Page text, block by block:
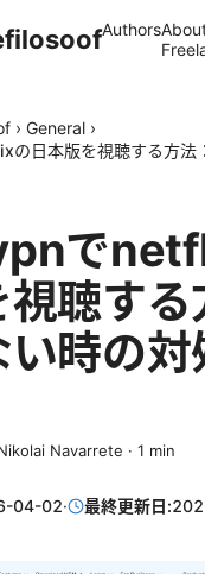
Authors
› General ›
日本版を視聴する方法
で
聴する
い時の対
Navarrete · 1 min
04-02· 最終更新日: